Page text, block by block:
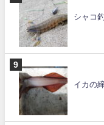
シャコ
イカの